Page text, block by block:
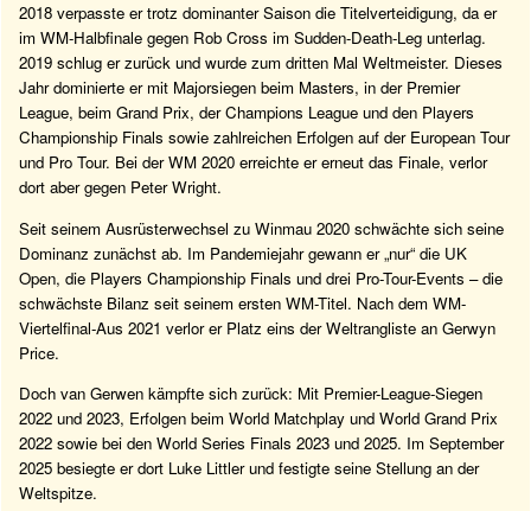
2018 verpasste er trotz dominanter Saison die Titelverteidigung, da er
im WM-Halbfinale gegen Rob Cross im Sudden-Death-Leg unterlag.
2019 schlug er zurück und wurde zum dritten Mal Weltmeister. Dieses
Jahr dominierte er mit Majorsiegen beim Masters, in der Premier
League, beim Grand Prix, der Champions League und den Players
Championship Finals sowie zahlreichen Erfolgen auf der European Tour
und Pro Tour. Bei der WM 2020 erreichte er erneut das Finale, verlor
dort aber gegen Peter Wright.
Seit seinem Ausrüsterwechsel zu Winmau 2020 schwächte sich seine
Dominanz zunächst ab. Im Pandemiejahr gewann er „nur“ die UK
Open, die Players Championship Finals und drei Pro-Tour-Events – die
schwächste Bilanz seit seinem ersten WM-Titel. Nach dem WM-
Viertelfinal-Aus 2021 verlor er Platz eins der Weltrangliste an Gerwyn
Price.
Doch van Gerwen kämpfte sich zurück: Mit Premier-League-Siegen
2022 und 2023, Erfolgen beim World Matchplay und World Grand Prix
2022 sowie bei den World Series Finals 2023 und 2025. Im September
2025 besiegte er dort Luke Littler und festigte seine Stellung an der
Weltspitze.